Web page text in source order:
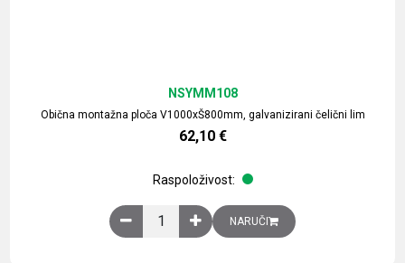
Obična montažna ploča V1000xŠ800mm, galvanizirani čelični lim
NSYMM108
62,10 €
Raspoloživost:
Obična montažna ploča V1000xŠ800mm,
NARUČI